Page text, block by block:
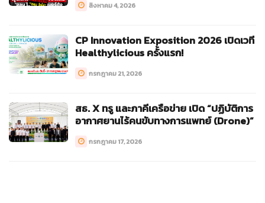
สิงหาคม 4, 2026
CP Innovation Exposition 2026 เปิดเวที
Healthylicious ครั้งแรก!
กรกฎาคม 21, 2026
สธ. X ทรู และภาคีเครือข่าย เปิด “ปฏิบัติการ
อากาศยานไร้คนขับทางการแพทย์ (Drone)”
กรกฎาคม 17, 2026